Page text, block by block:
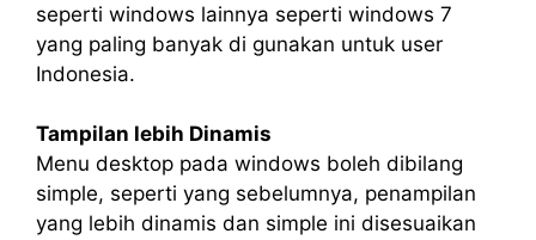
seperti windows lainnya seperti windows 7
yang paling banyak di gunakan untuk user
Indonesia.
Tampilan lebih Dinamis
Menu desktop pada windows boleh dibilang
simple, seperti yang sebelumnya, penampilan
yang lebih dinamis dan simple ini disesuaikan